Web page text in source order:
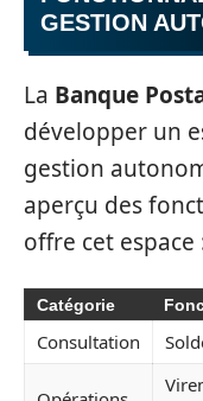
GESTION
La Banque
développer un
gestion
aperçu des
offre cet espace
Catégorie
Consultation